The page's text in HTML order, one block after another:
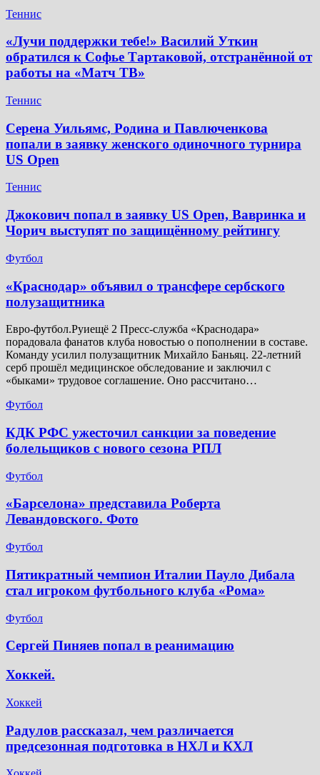
Теннис
«Лучи поддержки тебе!» Василий Уткин
обратился к Софье Тартаковой, отстранённой от
работы на «Матч ТВ»
Теннис
Серена Уильямс, Родина и Павлюченкова
попали в заявку женского одиночного турнира
US Open
Теннис
Джокович попал в заявку US Open, Вавринка и
Чорич выступят по защищённому рейтингу
Футбол
​«Краснодар» объявил о трансфере сербского
полузащитника
Евро-футбол.Руиещё 2 Пресс-служба «Краснодара»
порадовала фанатов клуба новостью о пополнении в составе.
Команду усилил полузащитник Михайло Баньяц. 22-летний
серб прошёл медицинское обследование и заключил с
«быками» трудовое соглашение. Оно рассчитано…
Футбол
КДК РФС ужесточил санкции за поведение
болельщиков с нового сезона РПЛ
Футбол
«Барселона» представила Роберта
Левандовского. Фото
Футбол
Пятикратный чемпион Италии Пауло Дибала
стал игроком футбольного клуба «Рома»
Футбол
Сергей Пиняев попал в реанимацию
Хоккей.
Хоккей
Радулов рассказал, чем различается
предсезонная подготовка в НХЛ и КХЛ